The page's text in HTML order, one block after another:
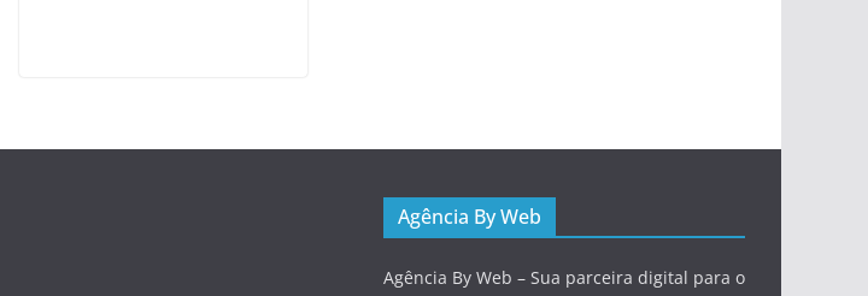
Agência By Web
Agência By Web – Sua parceira digital para o